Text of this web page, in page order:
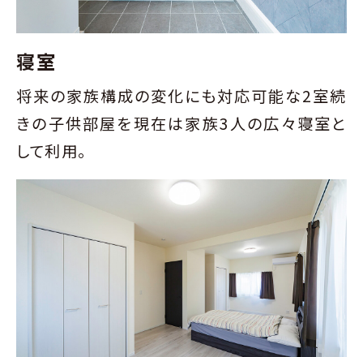
寝室
将来の家族構成の変化にも対応可能な2室続
きの子供部屋を現在は家族3人の広々寝室と
して利用。